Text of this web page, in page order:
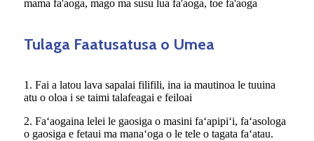
mama fa'aoga, mago ma susu lua fa'aoga, toe fa'aoga
Tulaga Faatusatusa o Umea
1. Fai a latou lava sapalai filifili, ina ia mautinoa le tuuina
atu o oloa i se taimi talafeagai e feiloai
2. Faʻaogaina lelei le gaosiga o masini faʻapipiʻi, faʻasologa
o gaosiga e fetaui ma manaʻoga o le tele o tagata faʻatau.